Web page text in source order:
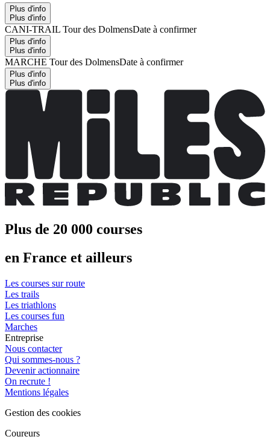
Plus d'info
Plus d'info
CANI-TRAIL Tour des DolmensDate à confirmer
Plus d'info
Plus d'info
MARCHE Tour des DolmensDate à confirmer
Plus d'info
Plus d'info
Plus de 20 000 courses
en France et ailleurs
Les courses sur route
Les trails
Les triathlons
Les courses fun
Marches
Entreprise
Nous contacter
Qui sommes-nous ?
Devenir actionnaire
On recrute !
Mentions légales
Gestion des cookies
Coureurs